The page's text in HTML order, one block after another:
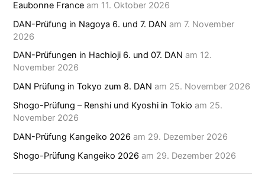
Eaubonne France am 11. Oktober 2026
DAN-Prüfung in Nagoya 6. und 7. DAN am 7. November
2026
DAN-Prüfungen in Hachioji 6. und 07. DAN am 12.
November 2026
DAN Prüfung in Tokyo zum 8. DAN am 25. November 2026
Shogo-Prüfung – Renshi und Kyoshi in Tokio am 25.
November 2026
DAN-Prüfung Kangeiko 2026 am 29. Dezember 2026
Shogo-Prüfung Kangeiko 2026 am 29. Dezember 2026